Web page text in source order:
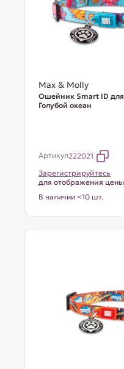
Max & Molly
Ошейник Smart ID
Голубой океан
Артикул222021
Зарегистрируйтесь
для отображения цены
В наличии <10 шт.